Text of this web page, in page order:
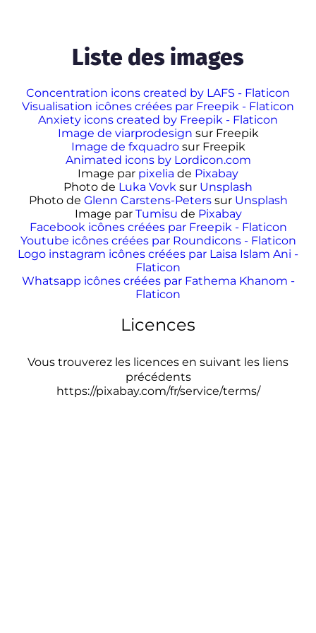
Liste des images
Concentration icons created by LAFS - Flaticon
Visualisation icônes créées par Freepik - Flaticon
Anxiety icons created by Freepik - Flaticon
Image de viarprodesign sur Freepik
Image de fxquadrosur Freepik
Animated icons by Lordicon.com
Image par pixelia de Pixabay
Photo de Luka Vovk sur Unsplash
Photo de Glenn Carstens-Peterssur Unsplash
Image par Tumisu de Pixabay
Facebook icônes créées par Freepik - Flaticon
Youtube icônes créées par Roundicons - Flaticon
Logo instagram icônes créées par Laisa Islam Ani -
Flaticon
Whatsapp icônes créées par Fathema Khanom -
Flaticon
Licences
Vous trouverez les licences en suivant les liens
précédents
https://pixabay.com/fr/service/terms/